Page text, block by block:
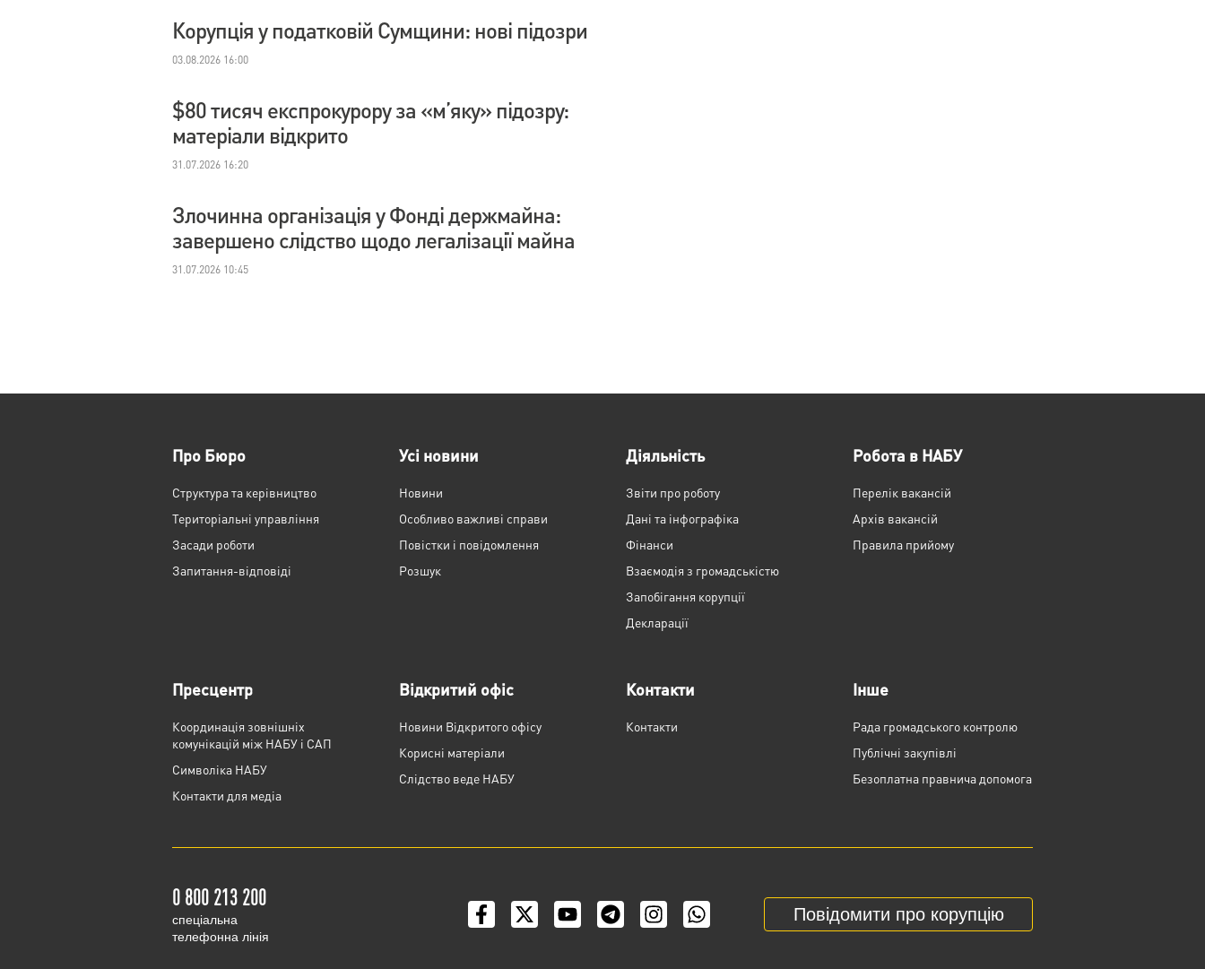
Корупція у податковій Сумщини: нові підозри
03.08.2026 16:00
$80 тисяч експрокурору за «м’яку» підозру:
матеріали відкрито
31.07.2026 16:20
Злочинна організація у Фонді держмайна:
завершено слідство щодо легалізації майна
31.07.2026 10:45
Про Бюро
Структура та керівництво
Територіальні управління
Засади роботи
Запитання-відповіді
Усі новини
Новини
Особливо важливі справи
Повістки і повідомлення
Розшук
Діяльність
Звіти про роботу
Дані та інфографіка
Фінанси
Взаємодія з громадськістю
Запобігання корупції
Декларації
Робота в НАБУ
Перелік вакансій
Архів вакансій
Правила прийому
Пресцентр
Координація зовнішніх
комунікацій між НАБУ і САП
Cимволіка НАБУ
Контакти для медіа
Відкритий офіс
Новини Відкритого офісу
Корисні матеріали
Слідство веде НАБУ
Контакти
Контакти
Інше
Рада громадського контролю
Публічні закупівлі
Безоплатна правнича допомога
0 800 213 200
cпеціальна
телефонна лінія
Повідомити про корупцію